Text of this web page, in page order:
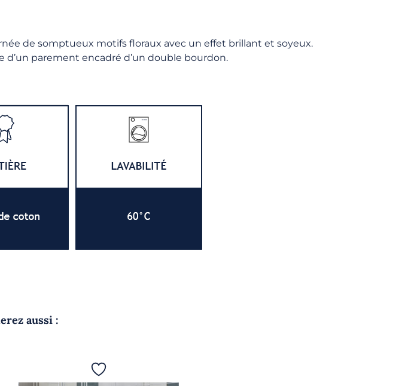
de somptueux motifs floraux avec un effet brillant et soyeux.
parement encadré d’un double bourdon.
aussi :